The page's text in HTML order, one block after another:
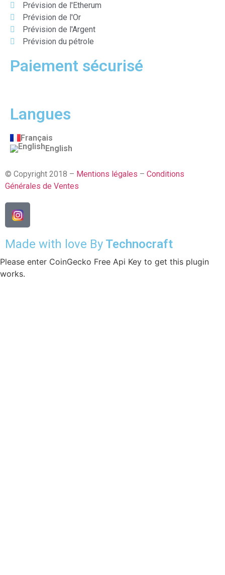
Prévision de l'Etherum
Prévision de l'Or
Prévision de l'Argent
Prévision du pétrole
Paiement sécurisé
Langues
Français
English
© Copyright 2018 – Mentions légales – Conditions
Générales de Ventes
Made with love By Technocraft
Please enter CoinGecko Free Api Key to get this plugin
works.